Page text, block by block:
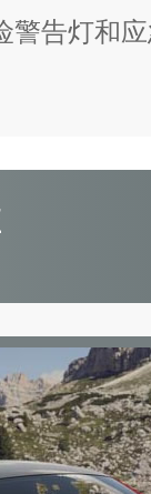
警告灯和